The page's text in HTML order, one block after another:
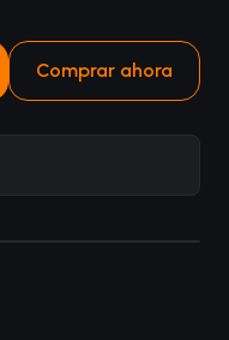
Comprar ahora